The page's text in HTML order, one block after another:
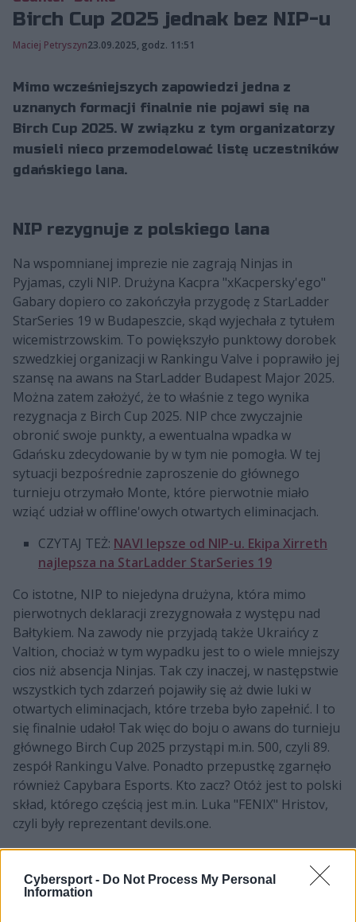
Cybersport - Do Not Process My Personal
Information
Birch Cup 2025 jednak bez NIP-u
Maciej Petryszyn23.09.2025, godz. 11:51
Mimo wcześniejszych zapowiedzi jedna z
uznanych formacji finalnie nie pojawi się na
Birch Cup 2025. W związku z tym organizatorzy
musieli nieco przemodelować listę uczestników
gdańskiego lana.
NIP rezygnuje z polskiego lana
Na wspomnianej imprezie nie zagrają Ninjas in
Pyjamas, czyli NIP. Drużyna Kacpra "xKacpersky'ego"
Gabary dopiero co zakończyła przygodę z StarLadder
StarSeries 19 w Budapeszcie, skąd wyjechała z tytułem
wicemistrzowskim. To powiększyło punktowy dorobek
szwedzkiej organizacji w Rankingu Valve i poprawiło jej
szansę na awans na StarLadder Budapest Major 2025.
Można zatem założyć, że to właśnie z tego wynika
rezygnacja z Birch Cup 2025. NIP chce zwyczajnie
obronić swoje punkty, a ewentualna wpadka w
Gdańsku zdecydowanie by w tym nie pomogła. W tej
sytuacji bezpośrednie zaproszenie do głównego
turnieju otrzymało Monte, które pierwotnie miało
wziąć udział w offline'owych otwartych eliminacjach.
CZYTAJ TEŻ: NAVI lepsze od NIP-u. Ekipa Xirreth
najlepsza na StarLadder StarSeries 19
Co istotne, NIP to niejedyna drużyna, która mimo
pierwotnych deklaracji zrezygnowała z występu nad
Bałtykiem. Na zawody nie przyjadą także Ukraińcy z
Valtion, chociaż w tym wypadku jest to o wiele mniejszy
cios niż absencja Ninjas. Tak czy inaczej, w następstwie
wszystkich tych zdarzeń pojawiły się aż dwie luki w
otwartych eliminacjach, które trzeba było zapełnić. I to
się finalnie udało! Tak więc do boju o awans do turnieju
głównego Birch Cup 2025 przystąpi m.in. 500, czyli 89.
zespół Rankingu Valve. Ponadto przepustkę zgarnęło
również Capybara Esports. Kto zacz? Otóż jest to polski
skład, którego częścią jest m.in. Luka "FENIX" Hristov,
czyli były reprezentant devils.one.
prezentuje się następująco: